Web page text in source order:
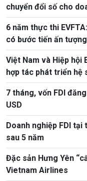
chuyển đổi số cho
6 năm thực thi
có bước tiến ấn tượng
Việt Nam và Hiệp hội
hợp tác phát triển hệ
7 tháng, vốn FDI
USD
Doanh nghiệp FDI tại
sau 5 năm
Đặc sản Hưng Yên
Vietnam Airlines